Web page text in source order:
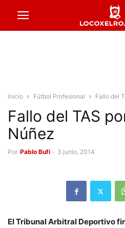
Inicio Fútbol Profesional Fallo del
Fallo del TAS
Núñez
Por Pablo Bufi - 3 junio, 2014
El Tribunal Arbitral Deportivo